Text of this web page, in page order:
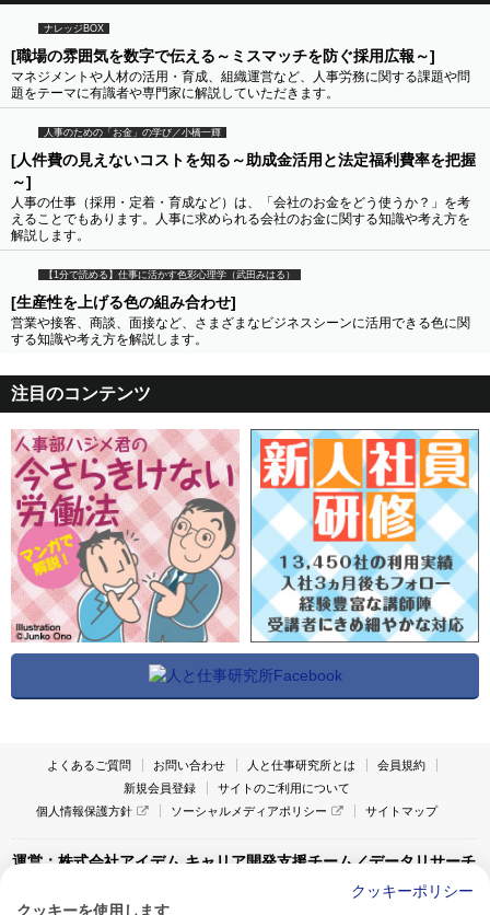
ナレッジBOX
[職場の雰囲気を数字で伝える～ミスマッチを防ぐ採用広報～]
マネジメントや人材の活用・育成、組織運営など、人事労務に関する課題や問
題をテーマに有識者や専門家に解説していただきます。
人事のための「お金」の学び／小橋一輝
[人件費の見えないコストを知る～助成金活用と法定福利費率を把握
～]
人事の仕事（採用・定着・育成など）は、「会社のお金をどう使うか？」を考
えることでもあります。人事に求められる会社のお金に関する知識や考え方を
解説します。
【1分で読める】仕事に活かす色彩心理学（武田みはる）
[生産性を上げる色の組み合わせ]
営業や接客、商談、面接など、さまざまなビジネスシーンに活用できる色に関
する知識や考え方を解説します。
注目のコンテンツ
よくあるご質問 お問い合わせ 人と仕事研究所とは
会員規約
新規会員登録
サイトのご利用について
個人情報保護方針
ソーシャルメディアポリシー サイトマップ
運営：株式会社アイデム キャリア開発支援チーム／データリサーチ
クッキーポリシー
クッキーを使用します